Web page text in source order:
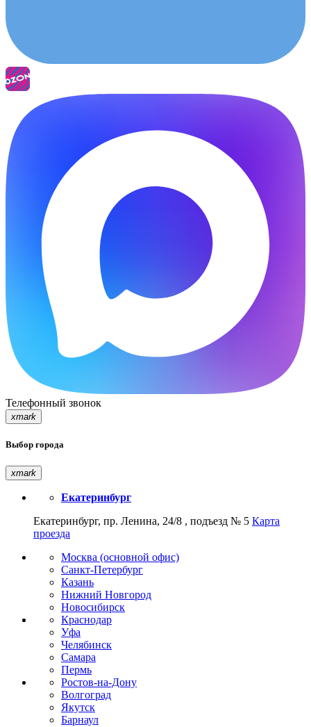
Телефонный звонок
xmark
Выбор города
xmark
Екатеринбург
Екатеринбург, пр. Ленина, 24/8 , подъезд № 5 Карта
проезда
Москва (основной офис)
Санкт-Петербург
Казань
Нижний Новгород
Новосибирск
Краснодар
Уфа
Челябинск
Самара
Пермь
Ростов-на-Дону
Волгоград
Якутск
Барнаул